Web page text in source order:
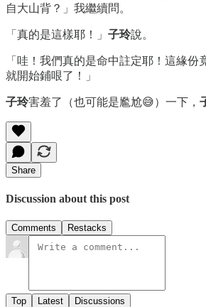
自大山背？」我繼續問。
「真的是這樣耶！」 子玲說。
「哇！我們真的是命中註定耶！這緣份
就開始鋪哏了！」
子玲害羞了（也可能是尷尬😅）一下，
Share
Discussion about this post
Comments Restacks
Top Latest Discussions